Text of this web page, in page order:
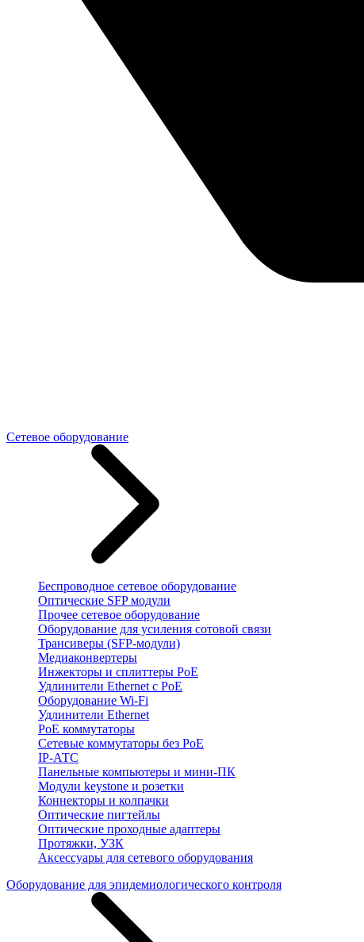
Сетевое оборудование
Беспроводное сетевое оборудование
Оптические SFP модули
Прочее сетевое оборудование
Оборудование для усиления сотовой связи
Трансиверы (SFP-модули)
Медиаконвертеры
Инжекторы и сплиттеры PoE
Удлинители Ethernet с PoE
Оборудование Wi-Fi
Удлинители Ethernet
PoE коммутаторы
Сетевые коммутаторы без PoE
IP-АТС
Панельные компьютеры и мини-ПК
Модули keystone и розетки
Коннекторы и колпачки
Оптические пигтейлы
Оптические проходные адаптеры
Протяжки, УЗК
Аксессуары для сетевого оборудования
Оборудование для эпидемиологического контроля